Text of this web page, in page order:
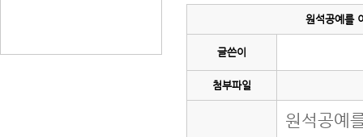
원석공예를
글쓴이
첨부파일
원석공예